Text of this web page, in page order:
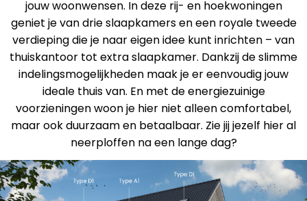
jouw woonwensen. In deze rij- en hoekwoningen
geniet je van drie slaapkamers en een royale tweede
verdieping die je naar eigen idee kunt inrichten – van
thuiskantoor tot extra slaapkamer. Dankzij de slimme
indelingsmogelijkheden maak je er eenvoudig jouw
ideale thuis van. En met de energiezuinige
voorzieningen woon je hier niet alleen comfortabel,
maar ook duurzaam en betaalbaar. Zie jij jezelf hier al
neerploffen na een lange dag?